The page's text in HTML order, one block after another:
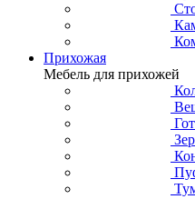
Прихожая
Мебель для прихожей